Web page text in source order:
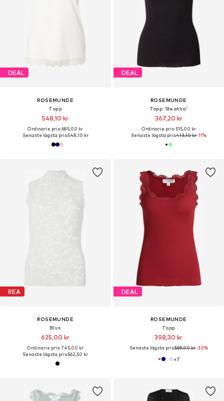
DEAL
ROSEMUNDE
Topp
548,10 kr
Ordinarie pris: 685,00 kr
Senaste lägsta pris:548,10 kr
DEAL
ROSEMUNDE
Topp 'Beatha'
367,20 kr
Ordinarie pris: 515,00 kr
Senaste lägsta pris:413,10 kr-11%
REA
ROSEMUNDE
Blus
625,00 kr
Ordinarie pris: 745,00 kr
Senaste lägsta pris:562,50 kr
DEAL
ROSEMUNDE
Topp
398,30 kr
Senaste lägsta pris:569,00 kr-30%
+7